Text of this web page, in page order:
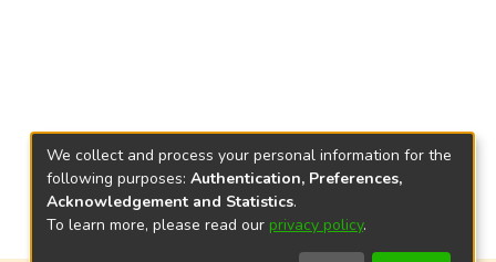
We collect and process your personal information for the
following purposes: Authentication, Preferences,
Acknowledgement and Statistics.
To learn more, please read our privacy policy.